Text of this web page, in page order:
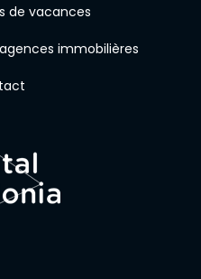
de vacances
immobilières